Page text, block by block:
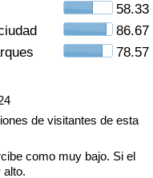
58.33
86.67
78.57
de visitantes de esta
como muy bajo. Si el
alto.